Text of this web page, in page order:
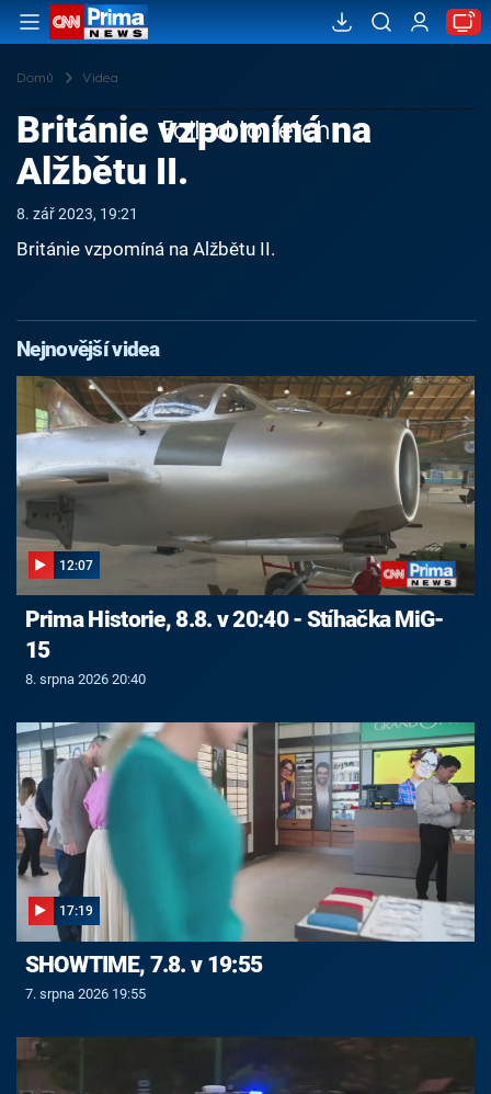
Domů Videa
Failed to fetch
Británie vzpomíná na
Alžbětu II.
8. zář 2023, 19:21
Británie vzpomíná na Alžbětu II.
Nejnovější videa
12:07
Prima Historie, 8.8. v 20:40 - Stíhačka MiG-
15
8. srpna 2026 20:40
17:19
SHOWTIME, 7.8. v 19:55
7. srpna 2026 19:55